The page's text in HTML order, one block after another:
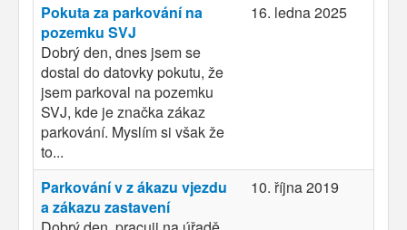
Pokuta za parkování na
pozemku SVJ
Dobrý den, dnes jsem se
dostal do datovky pokutu, že
jsem parkoval na pozemku
SVJ, kde je značka zákaz
parkování. Myslím si však že
to...
16. ledna 2025
Parkování v z ákazu vjezdu
a zákazu zastavení
10. října 2019